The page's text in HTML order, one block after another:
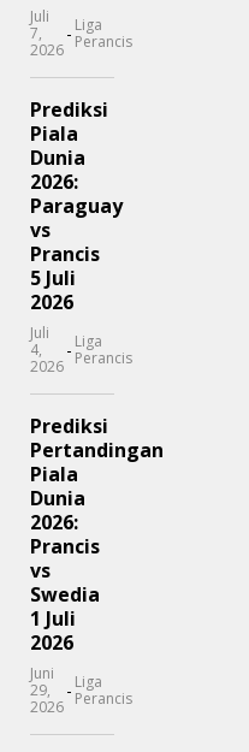
Juli
7,
2026
- Liga
Perancis
Prediksi
Piala
Dunia
2026:
Paraguay
vs
Prancis
5 Juli
2026
Juli
4,
2026
- Liga
Perancis
Prediksi
Pertandingan
Piala
Dunia
2026:
Prancis
vs
Swedia
1 Juli
2026
Juni
29,
2026
- Liga
Perancis